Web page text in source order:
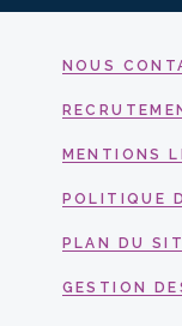
NOUS
MENTIONS
POLITIQUE
PLAN DU
GESTION